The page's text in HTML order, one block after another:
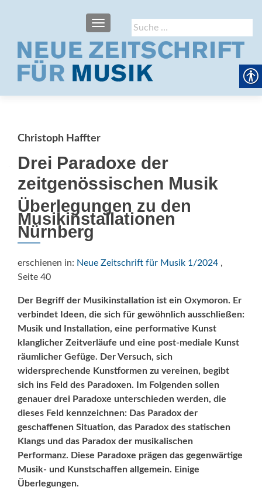
Suche
nach:
SCHALTE NAVIGATION
Christoph Haffter
Drei Paradoxe der
zeitgenössischen Musik
Überlegungen zu den
Musikinstallationen
Nürnberg
erschienen in: Neue Zeitschrift für Musik 1/2024 ,
Seite 40
Der Begriff der Musikinstallation ist ein Oxymoron. Er
verbindet Ideen, die sich für gewöhnlich ausschließen:
Musik und Installation, eine performative Kunst
klanglicher Zeitverläufe und eine post-mediale Kunst
räumlicher Gefüge. Der Versuch, sich
widersprechende Kunstformen zu vereinen, begibt
sich ins Feld des Paradoxen. Im Folgenden sollen
genauer drei Paradoxe unterschieden werden, die
dieses Feld kennzeichnen: Das Paradox der
geschaffenen Situation, das Paradox des statischen
Klangs und das Paradox der musikalischen
Performanz. Diese Paradoxe prägen das gegenwärtige
Musik- und Kunstschaffen allgemein. Einige
Überlegungen.